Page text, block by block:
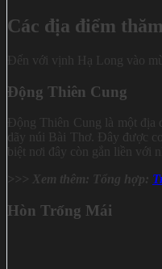
Các địa điểm
Đến với vịnh Hạ Long vào
Động Thiên Cung
Động Thiên Cung là một địa
dãy núi Bài Thơ. Đây được
biệt nơi đây còn gắn liền với
>>> Xem thêm: Tổng hợp:
Hòn Trống Mái